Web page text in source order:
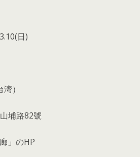
日)
）
埔路82號
」のHP